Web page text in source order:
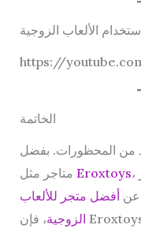
الألعاب الزوجية
https://
الخاتمة
من المحظورات. بفضل
Eroxtoys، يمكنك الاستمتاع بحياة زوجية أكثر
عن أفضل متجر للألعاب
الزوجية